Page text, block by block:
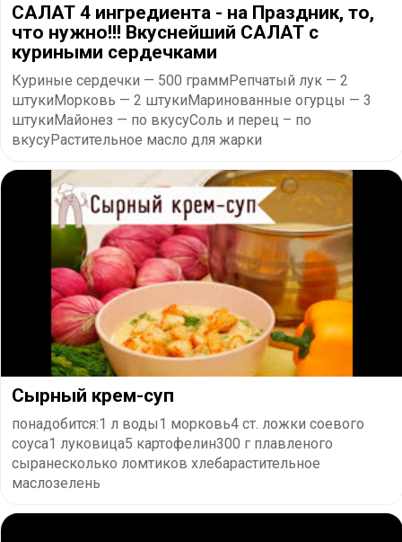
САЛАТ 4 ингредиента - на Праздник, то,
что нужно!!! Вкуснейший САЛАТ с
куриными сердечками
Куриные сердечки — 500 граммРепчатый лук — 2
штукиМорковь — 2 штукиМаринованные огурцы — 3
штукиМайонез — по вкусуСоль и перец – по
вкусуРастительное масло для жарки
Сырный крем-суп
понадобится:1 л воды1 морковь4 ст. ложки соевого
соуса1 луковица5 картофелин300 г плавленого
сыранесколько ломтиков хлебарастительное
маслозелень